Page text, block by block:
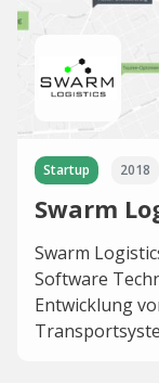
Startup 2018
Swarm
Swarm
Software
Entwicklung